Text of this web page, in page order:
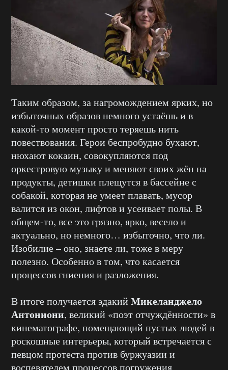
Таким образом, за нагромождением ярких, но
избыточных образов немного устаёшь и в
какой-то момент просто теряешь нить
повествования. Герои беспробудно бухают,
нюхают кокаин, совокупляются под
оркестровую музыку и меняют своих жён на
продукты, детишки плещутся в бассейне с
собакой, которая не умеет плавать, мусор
валится из окон, лифтов и усеивает полы. В
общем-то, все это грязно, ярко, весело и
актуально, но немного… избыточно, что ли.
Изобилие – оно, знаете ли, тоже в меру
полезно. Особенно в том, что касается
процессов гниения и разложения.
В итоге получается эдакий Микеланджело
Антониони, великий «поэт отчуждённости» в
кинематографе, помещающий пустых людей в
роскошные интерьеры, который встречается с
певцом протеста против буржуазии и